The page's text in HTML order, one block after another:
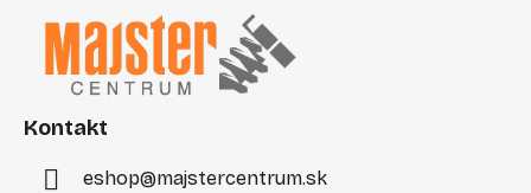
Kontakt
eshop@majstercentrum.sk